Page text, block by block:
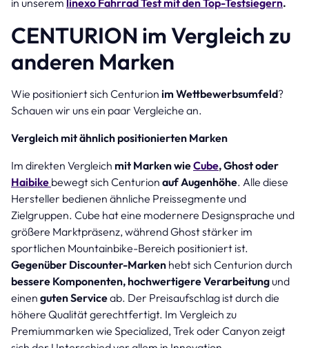
CENTURION im Vergleich zu
anderen Marken
Wie positioniert sich Centurion im Wettbewerbsumfeld?
Schauen wir uns ein paar Vergleiche an.
Vergleich mit ähnlich positionierten Marken
Im direkten Vergleich mit Marken wieCube, Ghost oder
Haibike bewegt sich Centurion auf Augenhöhe. Alle diese
Hersteller bedienen ähnliche Preissegmente und
Zielgruppen. Cube hat eine modernere Designsprache und
größere Marktpräsenz, während Ghost stärker im
sportlichen Mountainbike-Bereich positioniert ist.
Gegenüber Discounter-Marken hebt sich Centurion durch
bessere Komponenten, hochwertigere Verarbeitung und
einen guten Serviceab. Der Preisaufschlag ist durch die
höhere Qualität gerechtfertigt. Im Vergleich zu
Premiummarken wie Specialized, Trek oder Canyon zeigt